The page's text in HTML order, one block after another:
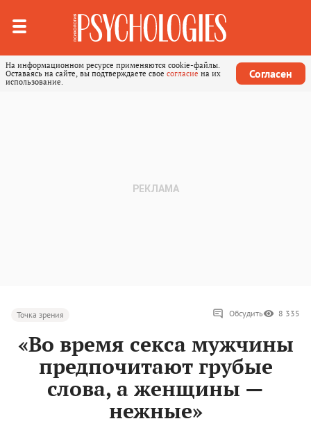
На информационном ресурсе применяются cookie-файлы.
Оставаясь на сайте, вы подтверждаете свое согласие на их
использование.
Согласен
Точка зрения Обсудить 8 335
«Во время секса мужчины
предпочитают грубые
слова, а женщины —
нежные»